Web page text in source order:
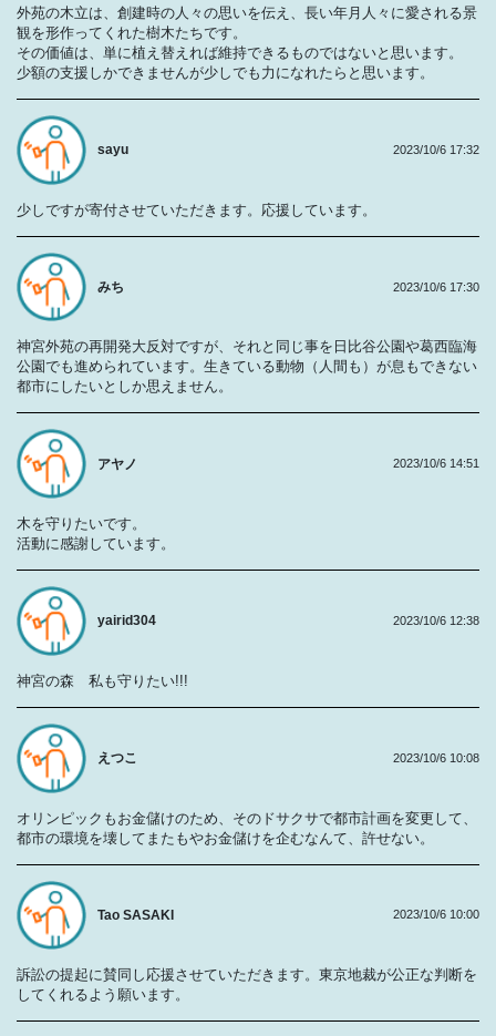
外苑の木立は、創建時の人々の思いを伝え、長い年月人々に愛される景
観を形作ってくれた樹木たちです。
その価値は、単に植え替えれば維持できるものではないと思います。
少額の支援しかできませんが少しでも力になれたらと思います。
sayu
少しですが寄付させていただきます。応援しています。
2023/10/6 17:32
みち
神宮外苑の再開発大反対ですが、それと同じ事を日比谷公園や葛西臨海
公園でも進められています。生きている動物（人間も）が息もできない
都市にしたいとしか思えません。
2023/10/6 17:30
アヤノ
木を守りたいです。
活動に感謝しています。
2023/10/6 14:51
yairid304
神宮の森 私も守りたい!!!
2023/10/6 12:38
えつこ
オリンピックもお金儲けのため、そのドサクサで都市計画を変更して、
都市の環境を壊してまたもやお金儲けを企むなんて、許せない。
2023/10/6 10:08
Tao SASAKI
訴訟の提起に賛同し応援させていただきます。東京地裁が公正な判断を
してくれるよう願います。
2023/10/6 10:00